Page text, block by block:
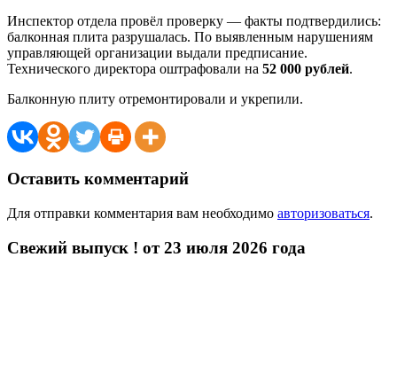
Инспектор отдела провёл проверку — факты подтвердились:
балконная плита разрушалась. По выявленным нарушениям
управляющей организации выдали предписание.
Технического директора оштрафовали на 52 000 рублей.
Балконную плиту отремонтировали и укрепили.
Оставить комментарий
Для отправки комментария вам необходимо авторизоваться.
Свежий выпуск ! от 23 июля 2026 года